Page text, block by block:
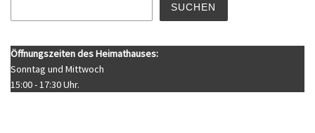
SUCHEN
Öffnungszeiten des Heimathauses:
Sonntag und Mittwoch
15:00 - 17:30 Uhr.